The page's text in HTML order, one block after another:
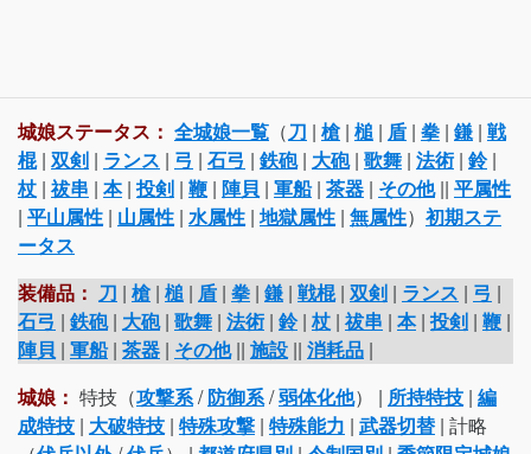
城娘ステータス： 全城娘一覧 （刀 | 槍 | 槌 | 盾 | 拳 | 鎌| 戦
棍| 双剣 | ランス | 弓 | 石弓 | 鉄砲| 大砲| 歌舞 | 法術| 鈴|
杖 | 祓串 | 本|投剣 | 鞭 | 陣貝 | 軍船| 茶器 | その他|| 平属性
| 平山属性 | 山属性 | 水属性 | 地獄属性 | 無属性） 初期ステ
ータス
装備品： 刀 | 槍 | 槌 | 盾 | 拳 | 鎌| 戦棍| 双剣 | ランス | 弓 |
石弓 | 鉄砲| 大砲| 歌舞 | 法術 | 鈴| 杖 | 祓串 | 本| 投剣 | 鞭 |
陣貝 | 軍船| 茶器 | その他|| 施設 || 消耗品 |
城娘： 特技（攻撃系/防御系/弱体化他） | 所持特技 | 編
成特技 | 大破特技 | 特殊攻撃 | 特殊能力 | 武器切替 | 計略